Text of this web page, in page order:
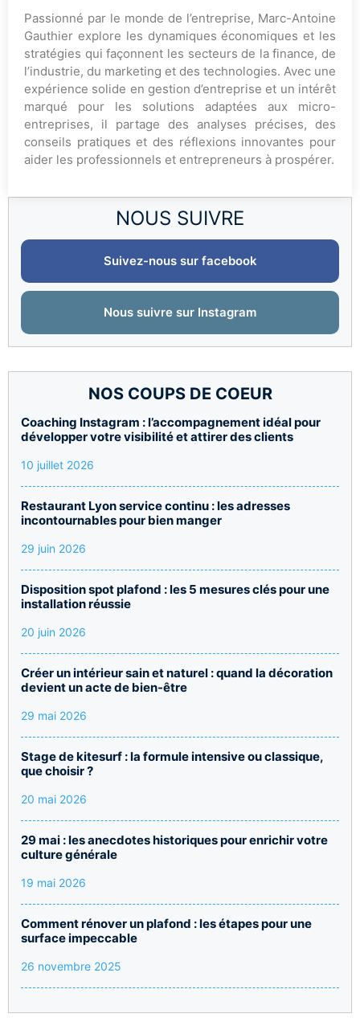
NOUS SUIVRE
Suivez-nous sur facebook
Nous suivre sur Instagram
NOS COUPS DE COEUR
Coaching Instagram : l’accompagnement idéal pour
développer votre visibilité et attirer des clients
10 juillet 2026
Restaurant Lyon service continu : les adresses
incontournables pour bien manger
29 juin 2026
Disposition spot plafond : les 5 mesures clés pour une
installation réussie
20 juin 2026
Créer un intérieur sain et naturel : quand la décoration
devient un acte de bien-être
29 mai 2026
Stage de kitesurf : la formule intensive ou classique,
que choisir ?
20 mai 2026
29 mai : les anecdotes historiques pour enrichir votre
culture générale
19 mai 2026
Comment rénover un plafond : les étapes pour une
surface impeccable
26 novembre 2025
Passionné par le monde de l’entreprise, Marc-Antoine
Gauthier explore les dynamiques économiques et les
stratégies qui façonnent les secteurs de la finance, de
l’industrie, du marketing et des technologies. Avec une
expérience solide en gestion d’entreprise et un intérêt
marqué pour les solutions adaptées aux micro-
entreprises, il partage des analyses précises, des
conseils pratiques et des réflexions innovantes pour
aider les professionnels et entrepreneurs à prospérer.